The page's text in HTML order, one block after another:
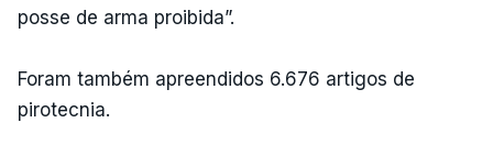
posse de arma proibida”.
Foram também apreendidos 6.676 artigos de
pirotecnia.